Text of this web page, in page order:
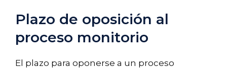
Plazo de oposición al
proceso monitorio
El plazo para oponerse a un proceso